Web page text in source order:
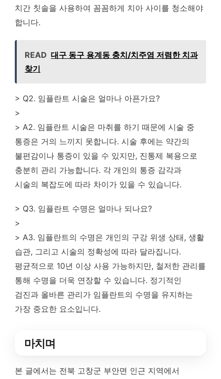
치간 칫솔을 사용하여 꼼꼼하게 치아 사이를 청소해야
합니다.
READ 대구 동구 용계동 충치/치주염 저렴한 치과
찾기
> Q2. 임플란트 시술은 얼마나 아픈가요?
>
> A2. 임플란트 시술은 마취를 하기 때문에 시술 중
통증은 거의 느끼지 못합니다. 시술 후에는 약간의
불편감이나 통증이 있을 수 있지만, 진통제 복용으로
충분히 관리 가능합니다. 각 개인의 통증 감각과
시술의 복잡도에 따라 차이가 있을 수 있습니다.
> Q3. 임플란트 수명은 얼마나 되나요?
>
> A3. 임플란트의 수명은 개인의 구강 위생 상태, 생활
습관, 그리고 시술의 정확성에 따라 달라집니다.
평균적으로 10년 이상 사용 가능하지만, 철저한 관리를
통해 수명을 더욱 연장할 수 있습니다. 정기적인
검진과 올바른 관리가 임플란트의 수명을 유지하는
가장 중요한 요소입니다.
마치며
본 글에서는 전북 고창군 부안면 인근 지역에서